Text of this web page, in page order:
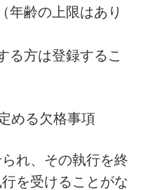
年齢の上限はあり
方は登録するこ
める欠格事項
れ、その執行を終
を受けることがな